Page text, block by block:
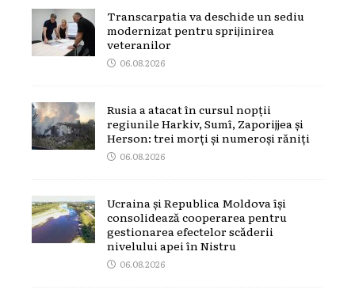
Transcarpatia va deschide un sediu
modernizat pentru sprijinirea
veteranilor
06.08.2026
Rusia a atacat în cursul nopții
regiunile Harkiv, Sumî, Zaporijjea și
Herson: trei morți și numeroși răniți
06.08.2026
Ucraina și Republica Moldova își
consolidează cooperarea pentru
gestionarea efectelor scăderii
nivelului apei în Nistru
06.08.2026